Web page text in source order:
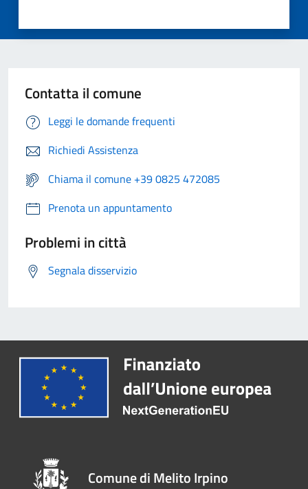
Contatta il comune
Leggi le domande frequenti
Richiedi Assistenza
Chiama il comune +39 0825 472085
Prenota un appuntamento
Problemi in città
Segnala disservizio
Comune di Melito Irpino